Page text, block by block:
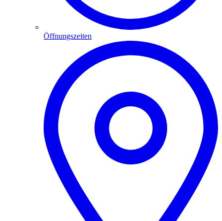
Öffnungszeiten